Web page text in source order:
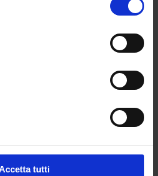
tutti
nell'epoca di comuni e